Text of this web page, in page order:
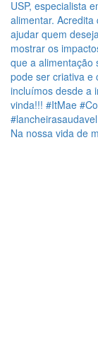
Na nossa vida de